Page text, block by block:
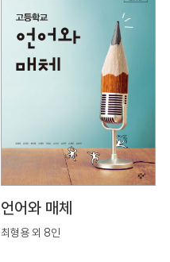
언어와 매체
최형용 외 8인